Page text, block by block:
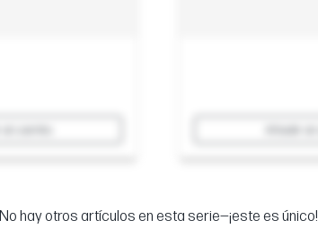
No hay otros artículos en esta serie—¡este es único!